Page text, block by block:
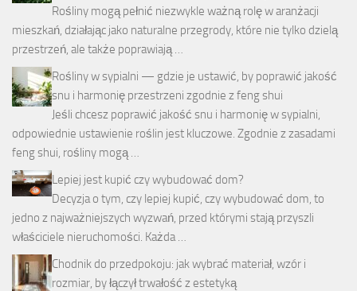
Rośliny mogą pełnić niezwykle ważną rolę w aranżacji
mieszkań, działając jako naturalne przegrody, które nie tylko dzielą
przestrzeń, ale także poprawiają …
Rośliny w sypialni — gdzie je ustawić, by poprawić jakość
snu i harmonię przestrzeni zgodnie z feng shui
Jeśli chcesz poprawić jakość snu i harmonię w sypialni,
odpowiednie ustawienie roślin jest kluczowe. Zgodnie z zasadami
feng shui, rośliny mogą …
Lepiej jest kupić czy wybudować dom?
Decyzja o tym, czy lepiej kupić, czy wybudować dom, to
jedno z najważniejszych wyzwań, przed którymi stają przyszli
właściciele nieruchomości. Każda …
Chodnik do przedpokoju: jak wybrać materiał, wzór i
rozmiar, by łączył trwałość z estetyką